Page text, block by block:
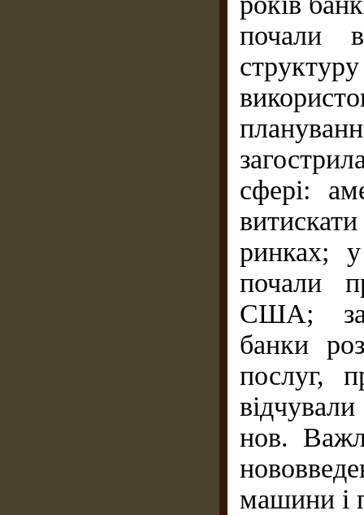
почали
сфері:
ринках;
почали
США;
банки
послуг,
нов.
машини і